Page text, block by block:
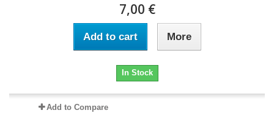
7,00 €
Add to cart More
In Stock
Add to Compare